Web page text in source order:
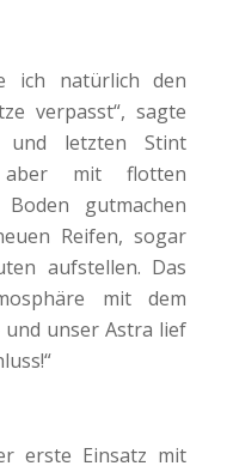
ich natürlich den
verpasst“, sagte
und letzten Stint
aber mit flotten
gutmachen
Reifen, sogar
aufstellen. Das
mit dem
unser Astra lief
erste Einsatz mit